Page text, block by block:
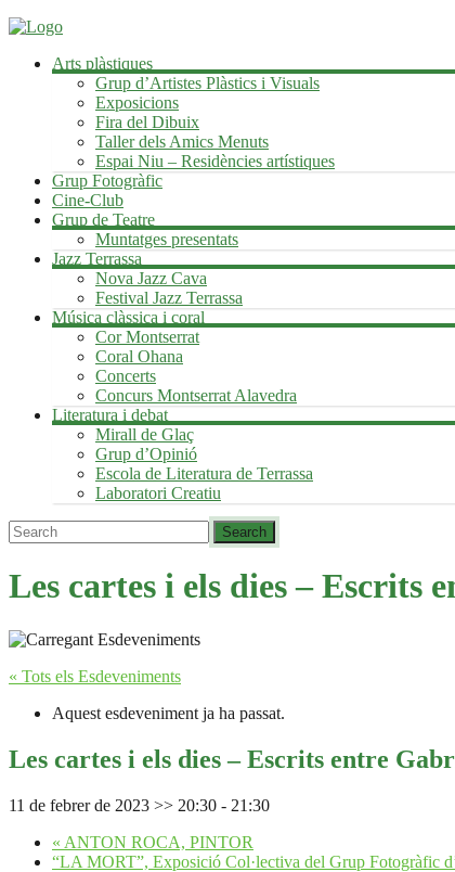
Arts plàstiques
Grup d’Artistes Plàstics i Visuals
Exposicions
Fira del Dibuix
Taller dels Amics Menuts
Espai Niu – Residències artístiques
Grup Fotogràfic
Cine-Club
Grup de Teatre
Muntatges presentats
Jazz Terrassa
Nova Jazz Cava
Festival Jazz Terrassa
Música clàssica i coral
Cor Montserrat
Coral Ohana
Concerts
Concurs Montserrat Alavedra
Literatura i debat
Mirall de Glaç
Grup d’Opinió
Escola de Literatura de Terrassa
Laboratori Creatiu
Les cartes i els dies – Escrits
« Tots els Esdeveniments
Aquest esdeveniment ja ha passat.
Les cartes i els dies – Escrits entre
11 de febrer de 2023 >> 20:30 - 21:30
« ANTON ROCA, PINTOR
“LA MORT”, Exposició Col·lectiva del Grup Fotogràfic